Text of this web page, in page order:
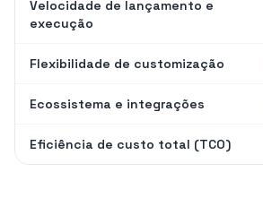
Velocidade de lançamento e
execução
Flexibilidade de customização
Ecossistema e integrações
Eficiência de custo total (TCO)